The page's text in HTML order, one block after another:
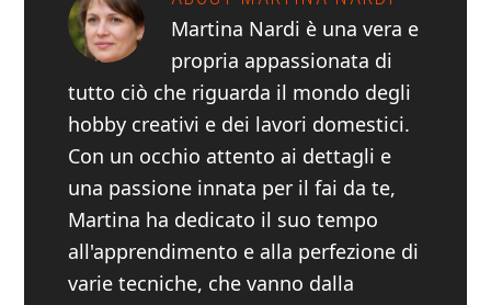
Martina Nardi è una vera e
propria appassionata di
tutto ciò che riguarda il mondo degli
hobby creativi e dei lavori domestici.
Con un occhio attento ai dettagli e
una passione innata per il fai da te,
Martina ha dedicato il suo tempo
all'apprendimento e alla perfezione di
varie tecniche, che vanno dalla